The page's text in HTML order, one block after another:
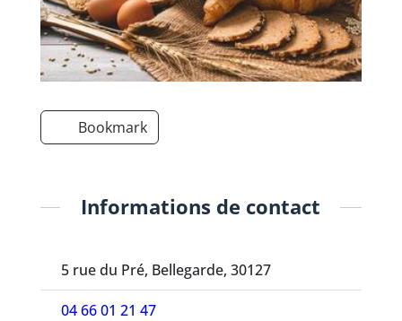
Bookmark
Informations de contact
5 rue du Pré, Bellegarde, 30127
04 66 01 21 47